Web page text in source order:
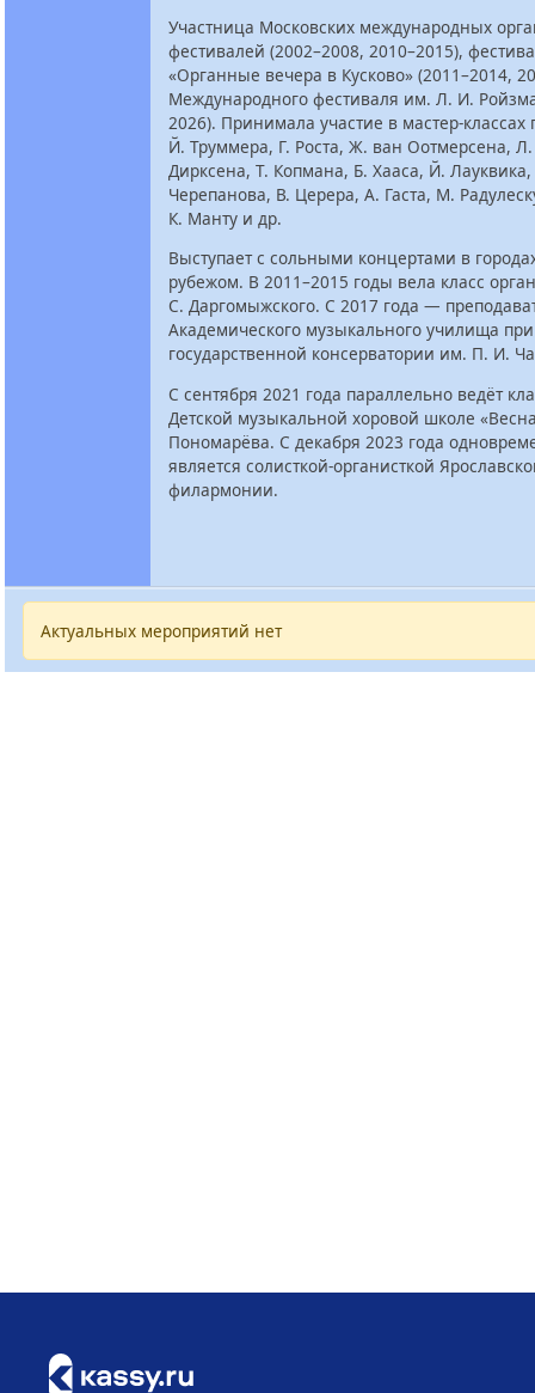
Участница Московских международных
фестивалей (2002–2008, 2010–2015),
«Органные вечера в Кусково» (2011–2014,
Международного фестиваля им. Л. И.
2026). Принимала участие в мастер-классах
Й. Труммера, Г. Роста, Ж. ван Оотмерсена,
Дирксена, Т. Копмана, Б. Хааса, Й.
Черепанова, В. Церера, А. Гаста, М.
К. Манту и др.
Выступает с сольными концертами в
рубежом. В 2011–2015 годы вела класс
С. Даргомыжского. С 2017 года —
Академического музыкального училища
государственной консерватории им. П. И.
С сентября 2021 года параллельно ведёт
Детской музыкальной хоровой школе
Пономарёва. С декабря 2023 года
является солисткой-органисткой
филармонии.
Актуальных мероприятий нет